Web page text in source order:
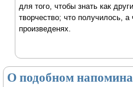
для того, чтобы знать как
творчество; что получилось, а
произведенях.
О подобном